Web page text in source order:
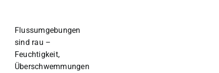
Flussumgebungen
sind rau –
Feuchtigkeit,
Überschwemmungen